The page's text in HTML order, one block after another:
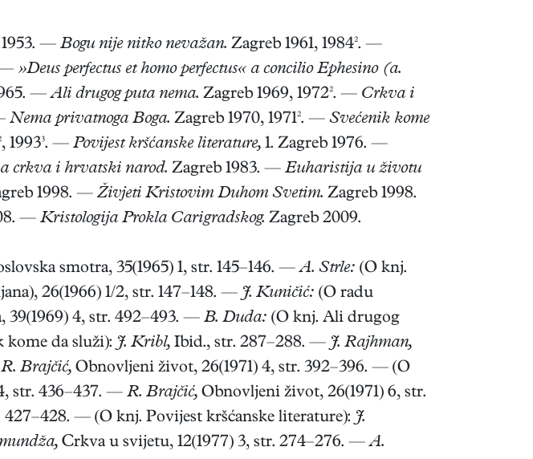
— Bogu nije nitko nevažan. Zagreb 1961, 1984². —
— »Deus perfectus et homo perfectus« a concilio Ephesino (a.
—Ali drugog puta nema. Zagreb 1969, 1972². — Crkva i
Nema privatnoga Boga. Zagreb 1970, 1971². — Svećenik kome
1993³. — Povijest kršćanske literature, 1. Zagreb 1976. —
crkva i hrvatski narod. Zagreb 1983. — Euharistija u životu
1998. —Živjeti Kristovim Duhom Svetim. Zagreb 1998.
— Kristologija Prokla Carigradskog. Zagreb 2009.
smotra, 35(1965) 1, str. 145–146. —A. Strle: (O knj.
26(1966) 1/2, str. 147–148. —J. Kuničić: (O radu
39(1969) 4, str. 492–493. — B. Duda: (O knj. Ali drugog
kome da služi):J. Kribl, Ibid., str. 287–288. —J. Rajhman,
R. Brajčić, Obnovljeni život, 26(1971) 4, str. 392–396. — (O
str. 436–437. — R. Brajčić, Obnovljeni život, 26(1971) 6, str.
— (O knj. Povijest kršćanske literature):J.
Crkva u svijetu, 12(1977) 3, str. 274–276. —A.